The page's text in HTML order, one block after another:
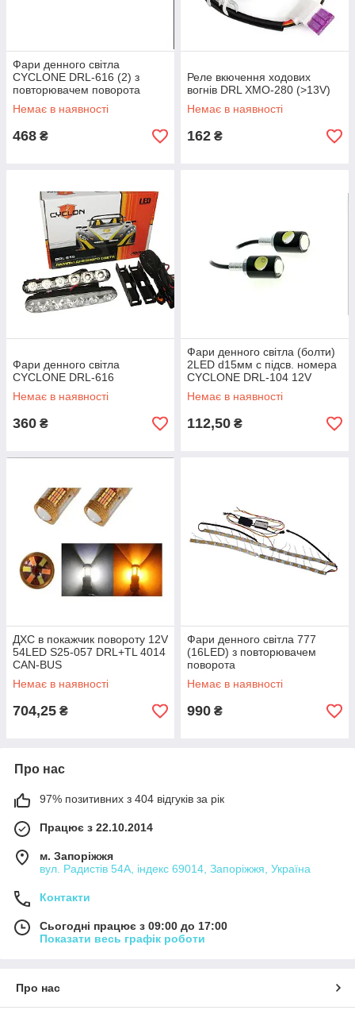
Фари денного світла
CYCLONE DRL-616 (2) з
повторювачем поворота
Немає в наявності
468 ₴
Реле вкючення ходових
вогнів DRL XMO-280 (>13V)
Немає в наявності
162 ₴
Фари денного світла
CYCLONE DRL-616
Немає в наявності
360 ₴
Фари денного світла (болти)
2LED d15мм с підсв. номера
CYCLONE DRL-104 12V
Немає в наявності
112,50 ₴
ДХС в покажчик повороту 12V
54LED S25-057 DRL+TL 4014
CAN-BUS
Немає в наявності
704,25 ₴
Фари денного світла 777
(16LED) з повторювачем
поворота
Немає в наявності
990 ₴
Про нас
97% позитивних з 404 відгуків за рік
Працює з 22.10.2014
м. Запоріжжя
вул. Радистів 54А, індекс 69014, Запоріжжя, Україна
Контакти
Сьогодні працює з 09:00 до 17:00
Показати весь графік роботи
Про нас